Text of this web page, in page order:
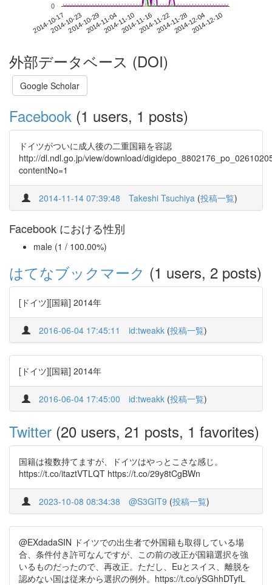
2014-10-172014-10-232014-10-292014-11-042014-11-102014-11-162014-11-222014-11-282014-12-042014-12-10
0
外部データベース (DOI)
Google Scholar
Facebook (1 users, 1 posts)
ドイツがついに成人後の二重国籍を容認
http://dl.ndl.go.jp/view/download/
contentNo=1
2014-11-14 07:39:48 Takeshi Tsuchiya (投稿一覧)
Facebook における性別
male (1 / 100.00%)
はてなブックマーク (1 users, 2 posts)
[ドイツ][国籍] 2014年
2016-06-04 17:45:11 id:tweakk (投稿一覧)
[ドイツ][国籍] 2014年
2016-06-04 17:45:00 id:tweakk (投稿一覧)
Twitter (20 users, 21 posts, 1 favorites)
国籍は複数持てますが、ドイツはやっとこさな感じ。
https://t.co/itaztVTLQT https://t.co/29y8tCgBWn
2023-10-08 08:34:38 @S3GIT9 (投稿一覧)
@EXdadaSIN ドイツでの出生者で外国籍も取得している場
合、条件付き許可なんですが、この前の改正が国籍選択を強
いるものだったので、再改正。ただし、Euとスイス、離脱を
認めない国は従来から選択の例外。https://t.co/ySGhhDTyfL